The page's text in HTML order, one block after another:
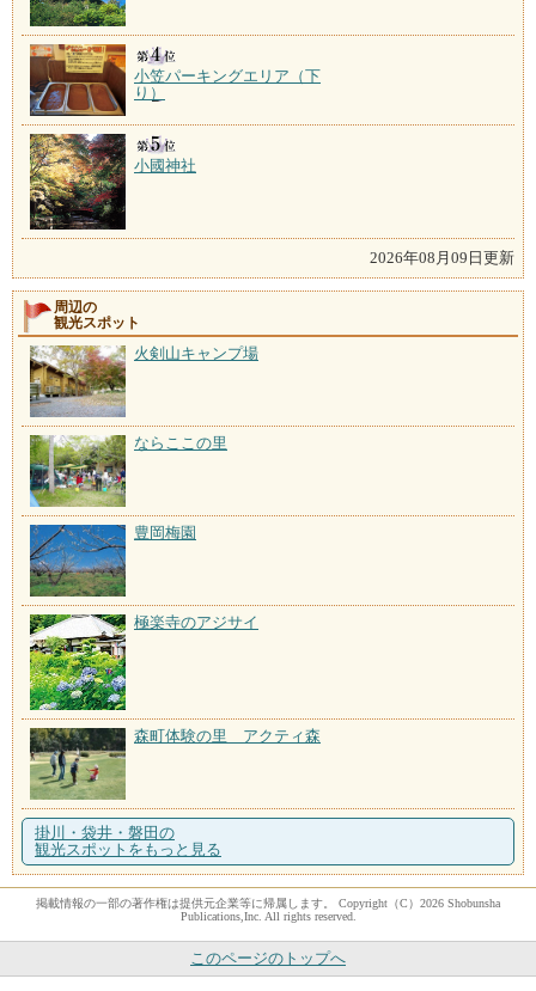
小笠パーキングエリア（下
り）
小國神社
2026年08月09日更新
周辺の
観光スポット
火剣山キャンプ場
ならここの里
豊岡梅園
極楽寺のアジサイ
森町体験の里 アクティ森
掛川・袋井・磐田の
観光スポットをもっと見る
掲載情報の一部の著作権は提供元企業等に帰属します。 Copyright（C）2026 Shobunsha
Publications,Inc. All rights reserved.
このページのトップへ